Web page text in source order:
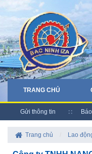
TRANG CHỦ
Gửi thông tin
Trang chủ Lao